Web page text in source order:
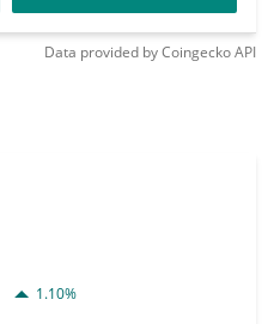
Data provided byCoingeckoAPI
1.10%